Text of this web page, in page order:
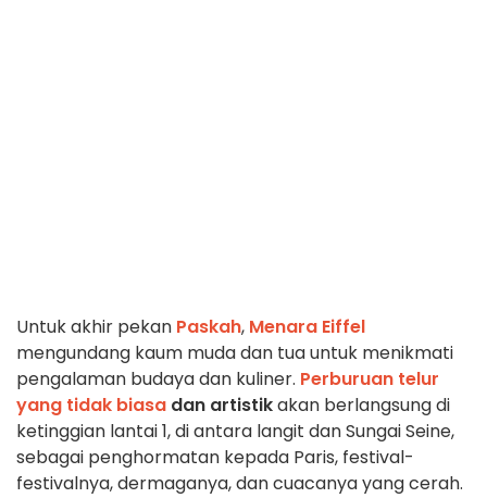
Untuk akhir pekan Paskah, Menara Eiffel
mengundang kaum muda dan tua untuk menikmati
pengalaman budaya dan kuliner. Perburuan telur
yang tidak biasa dan artistikakan berlangsung di
ketinggian lantai 1, di antara langit dan Sungai Seine,
sebagai penghormatan kepada Paris, festival-
festivalnya, dermaganya, dan cuacanya yang cerah.